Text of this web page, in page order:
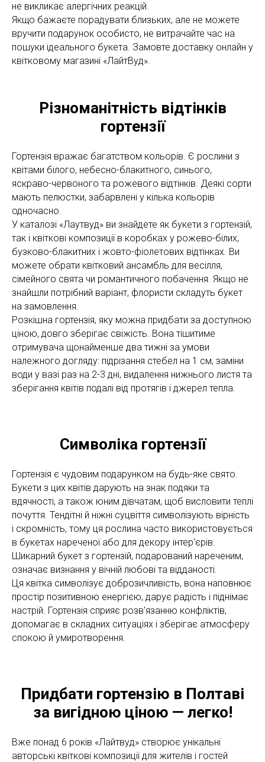
не викликає алергічних реакцій.
Якщо бажаєте порадувати близьких, але не можете
вручити подарунок особисто, не витрачайте час на
пошуки ідеального букета. Замовте доставку онлайн у
квітковому магазині «ЛайтВуд».
Різноманітність відтінків
гортензії
Гортензія вражає багатством кольорів. Є рослини з
квітами білого, небесно-блакитного, синього,
яскраво-червоного та рожевого відтінків. Деякі сорти
мають пелюстки, забарвлені у кілька кольорів
одночасно.
У каталозі «Лаутвуд» ви знайдете як букети з гортензій,
так і квіткові композиції в коробках у рожево-білих,
бузково-блакитних і жовто-фіолетових відтінках. Ви
можете обрати квітковий ансамбль для весілля,
сімейного свята чи романтичного побачення. Якщо не
знайшли потрібний варіант, флористи складуть букет
на замовлення.
Розкішна гортензія, яку можна придбати за доступною
ціною, довго зберігає свіжість. Вона тішитиме
отримувача щонайменше два тижні за умови
належного догляду: підрізання стебел на 1 см, заміни
води у вазі раз на 2-3 дні, видалення нижнього листя та
зберігання квітів подалі від протягів і джерел тепла.
Символіка гортензії
Гортензія є чудовим подарунком на будь-яке свято.
Букети з цих квітів дарують на знак подяки та
вдячності, а також юним дівчатам, щоб висловити теплі
почуття. Тендітні й ніжні суцвіття символізують вірність
і скромність, тому ця рослина часто використовується
в букетах нареченої або для декору інтер'єрів.
Шикарний букет з гортензій, подарований нареченим,
означає визнання у вічній любові та відданості.
Ця квітка символізує доброзичливість, вона наповнює
простір позитивною енергією, дарує радість і піднімає
настрій. Гортензія сприяє розв'язанню конфліктів,
допомагає в складних ситуаціях і зберігає атмосферу
спокою й умиротворення.
Придбати гортензію в Полтаві
за вигідною ціною — легко!
Вже понад 6 років «Лайтвуд» створює унікальні
авторські квіткові композиції для жителів і гостей